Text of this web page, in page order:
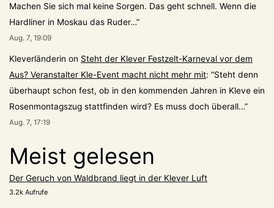
Machen Sie sich mal keine Sorgen. Das geht schnell. Wenn die
Hardliner in Moskau das Ruder…”
Aug. 7, 19:09
Kleverländerin on Steht der Klever Festzelt-Karneval vor dem
Aus? Veranstalter Kle-Event macht nicht mehr mit: “Steht denn
überhaupt schon fest, ob in den kommenden Jahren in Kleve ein
Rosenmontagszug stattfinden wird? Es muss doch überall…”
Aug. 7, 17:19
Meist gelesen
Der Geruch von Waldbrand liegt in der Klever Luft
3.2k Aufrufe